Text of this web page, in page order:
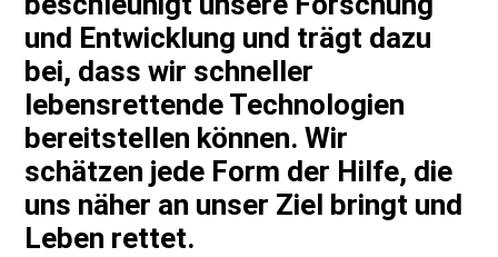
und Entwicklung und trägt dazu
bei, dass wir schneller
lebensrettende Technologien
bereitstellen können. Wir
schätzen jede Form der Hilfe, die
uns näher an unser Ziel bringt und
Leben rettet.